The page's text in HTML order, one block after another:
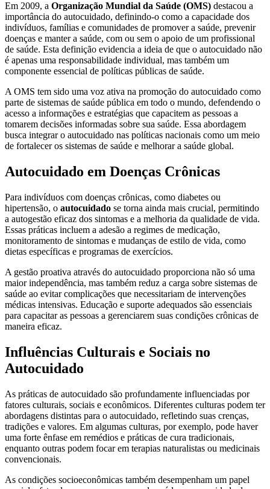
Em 2009, a Organização Mundial da Saúde (OMS) destacou a
importância do autocuidado, definindo-o como a capacidade dos
indivíduos, famílias e comunidades de promover a saúde, prevenir
doenças e manter a saúde, com ou sem o apoio de um profissional
de saúde. Esta definição evidencia a ideia de que o autocuidado não
é apenas uma responsabilidade individual, mas também um
componente essencial de políticas públicas de saúde.
A OMS tem sido uma voz ativa na promoção do autocuidado como
parte de sistemas de saúde pública em todo o mundo, defendendo o
acesso a informações e estratégias que capacitem as pessoas a
tomarem decisões informadas sobre sua saúde. Essa abordagem
busca integrar o autocuidado nas políticas nacionais como um meio
de fortalecer os sistemas de saúde e melhorar a saúde global.
Autocuidado em Doenças Crônicas
Para indivíduos com doenças crônicas, como diabetes ou
hipertensão, o autocuidado se torna ainda mais crucial, permitindo
a autogestão eficaz dos sintomas e a melhoria da qualidade de vida.
Essas práticas incluem a adesão a regimes de medicação,
monitoramento de sintomas e mudanças de estilo de vida, como
dietas específicas e programas de exercícios.
A gestão proativa através do autocuidado proporciona não só uma
maior independência, mas também reduz a carga sobre sistemas de
saúde ao evitar complicações que necessitariam de intervenções
médicas intensivas. Educação e suporte adequados são essenciais
para capacitar as pessoas a gerenciarem suas condições crônicas de
maneira eficaz.
Influências Culturais e Sociais no
Autocuidado
As práticas de autocuidado são profundamente influenciadas por
fatores culturais, sociais e econômicos. Diferentes culturas podem ter
abordagens distintas para o autocuidado, refletindo suas crenças,
tradições e valores. Em algumas culturas, por exemplo, pode haver
uma forte ênfase em remédios e práticas de cura tradicionais,
enquanto outras podem focar em terapias naturalistas ou medicinais
convencionais.
As condições socioeconômicas também desempenham um papel